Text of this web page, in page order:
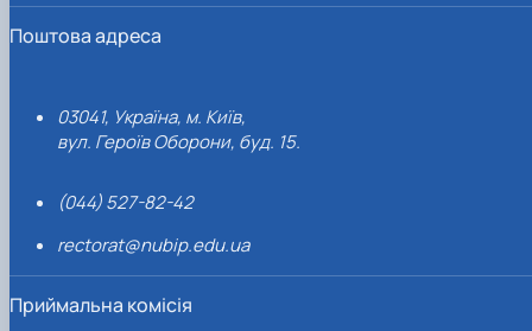
Поштова адреса
03041, Україна, м. Київ,
вул. Героїв Оборони, буд. 15.
(044) 527-82-42
rectorat@nubip.edu.ua
Приймальна комісія